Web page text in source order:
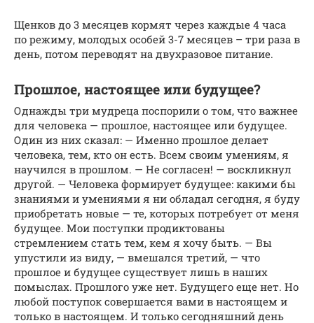
Щенков до 3 месяцев кормят через каждые 4 часа
по режиму, молодых особей 3-7 месяцев – три раза в
день, потом переводят на двухразовое питание.
Прошлое, настоящее или будущее?
Однажды три мудреца поспорили о том, что важнее
для человека — прошлое, настоя­щее или будущее.
Один из них сказал: — Именно прошлое делает
человека, тем, кто он есть. Всем своим умениям, я
научился в прошлом. — Не согласен! — воскликнул
другой. — Че­ловека формирует будущее: какими бы
знани­ями и умениями я ни обладал сегодня, я буду
приобретать новые — те, которых потребует от меня
будущее. Мои поступки продиктованы
стремлением стать тем, кем я хочу быть. — Вы
упустили из виду, — вмешался третий, — что
прошлое и будущее существует лишь в на­ших
помыслах. Прошлого уже нет. Будущего еще нет. Но
любой поступок совершается вами в настоящем и
только в настоящем. И только сегодняшний день